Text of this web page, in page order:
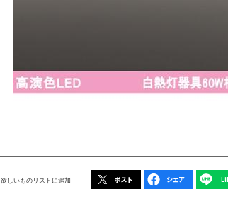
欲しいものリストに追加